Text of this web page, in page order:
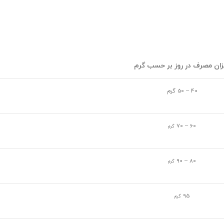
مصرف در روز بر حسب گرم
40 – 50 گرم
60 – 70 گرم
80 – 90 گرم
95 گرم